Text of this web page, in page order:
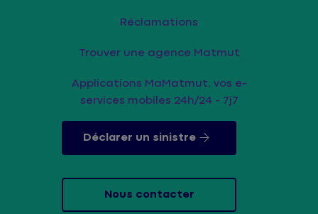
Réclamations
Trouver une agence Matmut
Applications MaMatmut, vos e-
services mobiles 24h/24 - 7j7
Déclarer un sinistre
Nous contacter